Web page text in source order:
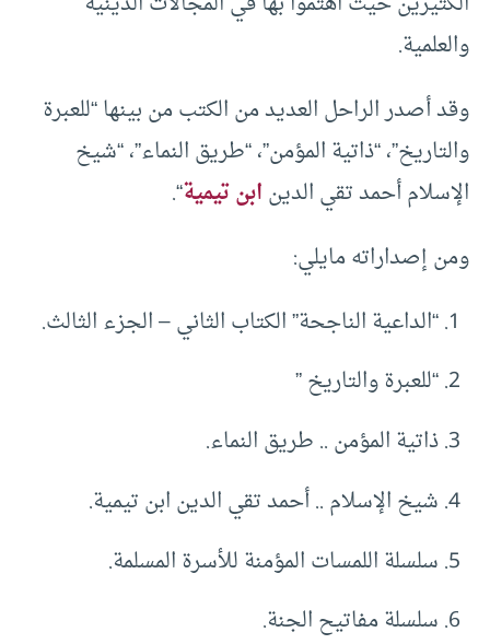
والعلمية.
وقد أصدر الراحل العديد من الكتب من بينها “للعبرة
والتاريخ”، “ذاتية المؤمن”، “طريق النماء”، “شيخ
الإسلام أحمد تقي الدينابن تيمية“.
ومن إصداراته مايلي:
“الداعية الناجحة” الكتاب الثاني – الجزء الثالث.
“للعبرة والتاريخ ”
ذاتية المؤمن .. طريق النماء.
شيخ الإسلام .. أحمد تقي الدين ابن تيمية.
سلسلة اللمسات المؤمنة للأسرة المسلمة.
سلسلة مفاتيح الجنة.